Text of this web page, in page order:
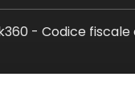
- Codice fiscale